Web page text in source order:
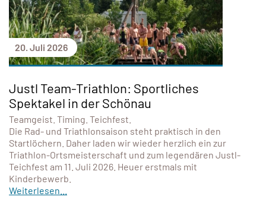
20. Juli 2026
Justl Team-Triathlon: Sportliches
Spektakel in der Schönau
Teamgeist. Timing. Teichfest.
Die Rad- und Triathlonsaison steht praktisch in den
Startlöchern. Daher laden wir wieder herzlich ein zur
Triathlon-Ortsmeisterschaft und zum legendären Justl-
Teichfest am 11. Juli 2026. Heuer erstmals mit
Kinderbewerb.
Weiterlesen...